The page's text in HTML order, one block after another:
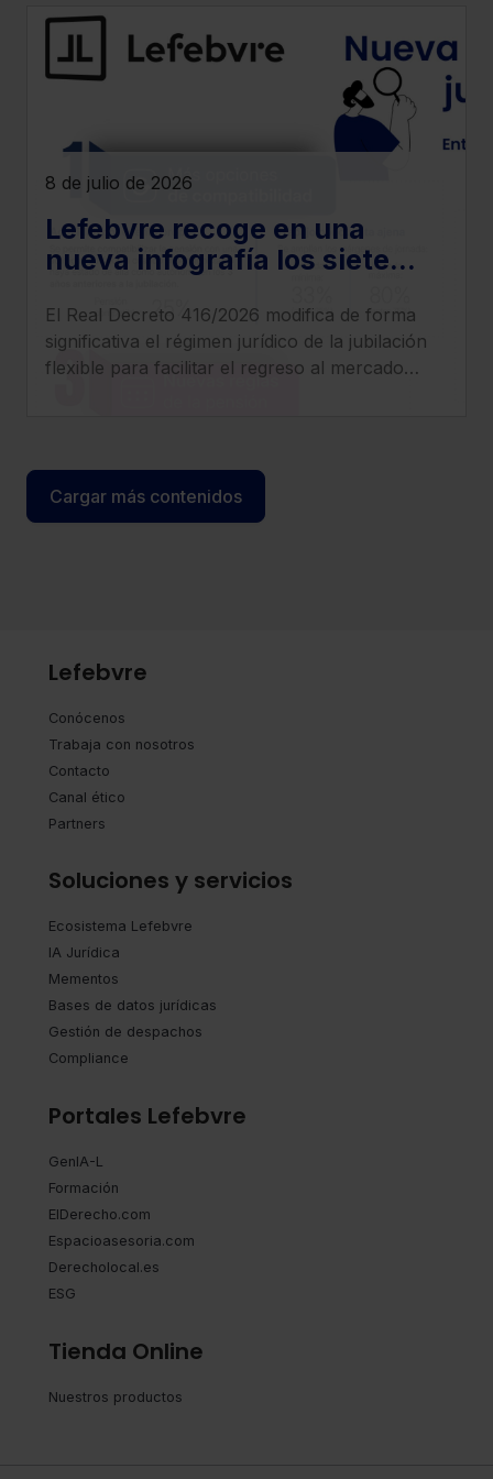
8 de julio de 2026
Lefebvre recoge en una
nueva infografía los siete
introduce el Real Decreto
416/2026
El Real Decreto 416/2026 modifica de forma
significativa el régimen jurídico de la jubilación
flexible para facilitar el regreso al mercado
determinados complementos.
Cargar más contenidos
Lefebvre
Conócenos
Trabaja con nosotros
Contacto
Canal ético
Partners
Soluciones y servicios
Ecosistema Lefebvre
IA Jurídica
Mementos
Bases de datos jurídicas
Gestión de despachos
Compliance
Portales Lefebvre
GenIA-L
Formación
ElDerecho.com
Espacioasesoria.com
Derecholocal.es
ESG
Tienda Online
Nuestros productos